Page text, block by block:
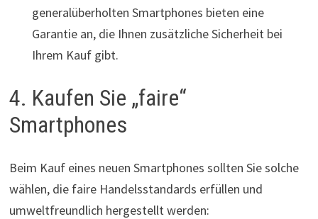
generalüberholten Smartphones bieten eine
Garantie an, die Ihnen zusätzliche Sicherheit bei
Ihrem Kauf gibt.
4. Kaufen Sie „faire“
Smartphones
Beim Kauf eines neuen Smartphones sollten Sie solche
wählen, die faire Handelsstandards erfüllen und
umweltfreundlich hergestellt werden: